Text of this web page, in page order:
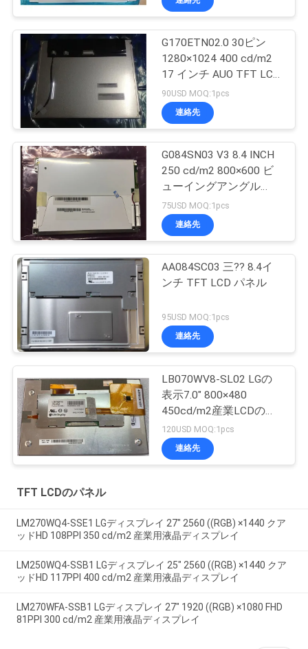
LGディスプレイ LM270WR3-SSB1 バックライト 詳細
バックライト 特徴:
ランプタイプ WLED 総額
代替
-
消費量
19.5/20.9W (タイプ/最大)
インターフェースの特徴:
タイプ
コネクタ 位置
インターフェース詳細:
JST
SM06B-SHJH(HF) 1.0 mm
LGディスプレイ LM270WR3-
インターフェースの詳細
信号システム:
eDP (4レーン),HBR2 (5.4G/レーン)
信号電源:
電圧入力
10.0V (タイプ)
消費量
6.6/8.25W (タイプ/最大)
インターフェースの特徴:
タイプ
コネクタ
コネクタの詳細:
G170ETN02.0 30ピン
1280×1024 400 cd/m2
17 インチ AUO TFT LCD
パネル
90USD MOQ:1pcs
連絡先
G084SN03 V3 8.4 INCH
250 cd/m2 800×600 ビ
ューイングアングル
80/80/80/60 TFT-
LCD,LCM
75USD MOQ:1pcs
連絡先
AA084SC03 三?? 8.4イ
ンチ TFT LCD パネル
95USD MOQ:1pcs
連絡先
LB070WV8-SL02 LGの
表示7.0" 800×480
450cd/m2産業LCDの表
示133PPI
120USD MOQ:1pcs
連絡先
TFT LCDのパネル
LM270WQ4-SSE1 LGディスプレイ 27" 2560 ((RGB) ×1440 クア
ッドHD 108PPI 350 cd/m2 産業用液晶ディスプレイ
LM250WQ4-SSB1 LGディスプレイ 25" 2560 ((RGB) ×1440 クア
ッドHD 117PPI 400 cd/m2 産業用液晶ディスプレイ
LM270WFA-SSB1 LGディスプレイ 27" 1920 ((RGB) ×1080 FHD
81PPI 300 cd/m2 産業用液晶ディスプレイ